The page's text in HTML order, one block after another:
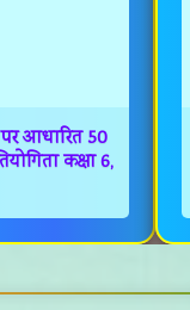
पर आधारित 50
कक्षा 6,